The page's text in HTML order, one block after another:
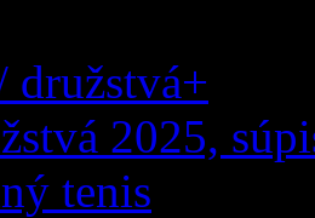
družstvá+
2025,
tenis